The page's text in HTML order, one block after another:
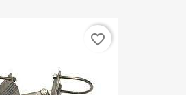
favorite_border